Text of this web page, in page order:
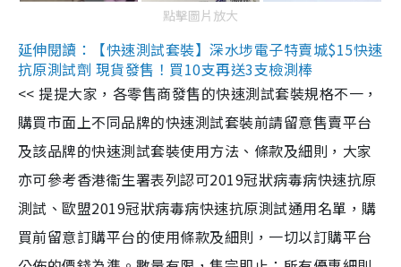
點擊圖片放大
延伸閱讀：【快速測試套裝】深水埗電子特賣城$15快速
抗原測試劑 現貨發售！買10支再送3支檢測棒
<< 提提大家，各零售商發售的快速測試套裝規格不一，
購買市面上不同品牌的快速測試套裝前請留意售賣平台
及該品牌的快速測試套裝使用方法、條款及細則，大家
亦可參考香港衞生署表列認可2019冠狀病毒病快速抗原
測試、歐盟2019冠狀病毒病快速抗原測試通用名單，購
買前留意訂購平台的使用條款及細則，一切以訂購平台